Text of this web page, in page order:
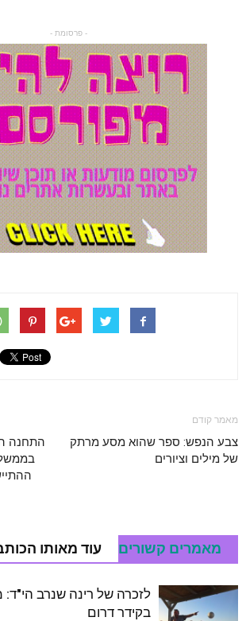
- פרסומת -
מאמר קודם
צבע הנפש: ספר שהוא מסע מרתק
של מילים וציורים
התחנה
מאמרים קשורים עוד מאותו
לזכרה של רינה שנרב
בקידר דרום